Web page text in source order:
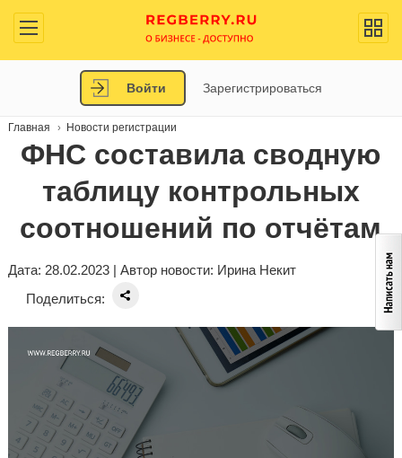
Войти Зарегистрироваться
Главная Новости регистрации
ФНС составила сводную
таблицу контрольных
соотношений по отчётам
Дата: 28.02.2023 | Автор новости: Ирина Некит
Поделиться: